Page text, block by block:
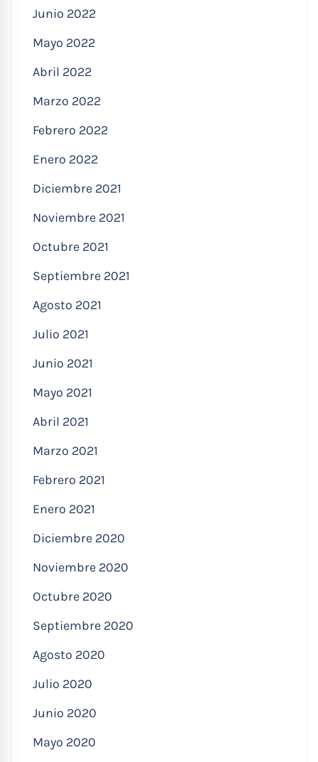
Junio 2022
Mayo 2022
Abril 2022
Marzo 2022
Febrero 2022
Enero 2022
Diciembre 2021
Noviembre 2021
Octubre 2021
Septiembre 2021
Agosto 2021
Julio 2021
Junio 2021
Mayo 2021
Abril 2021
Marzo 2021
Febrero 2021
Enero 2021
Diciembre 2020
Noviembre 2020
Octubre 2020
Septiembre 2020
Agosto 2020
Julio 2020
Junio 2020
Mayo 2020